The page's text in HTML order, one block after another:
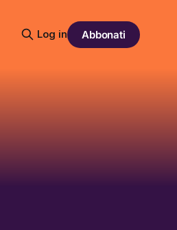
Log in Abbonati